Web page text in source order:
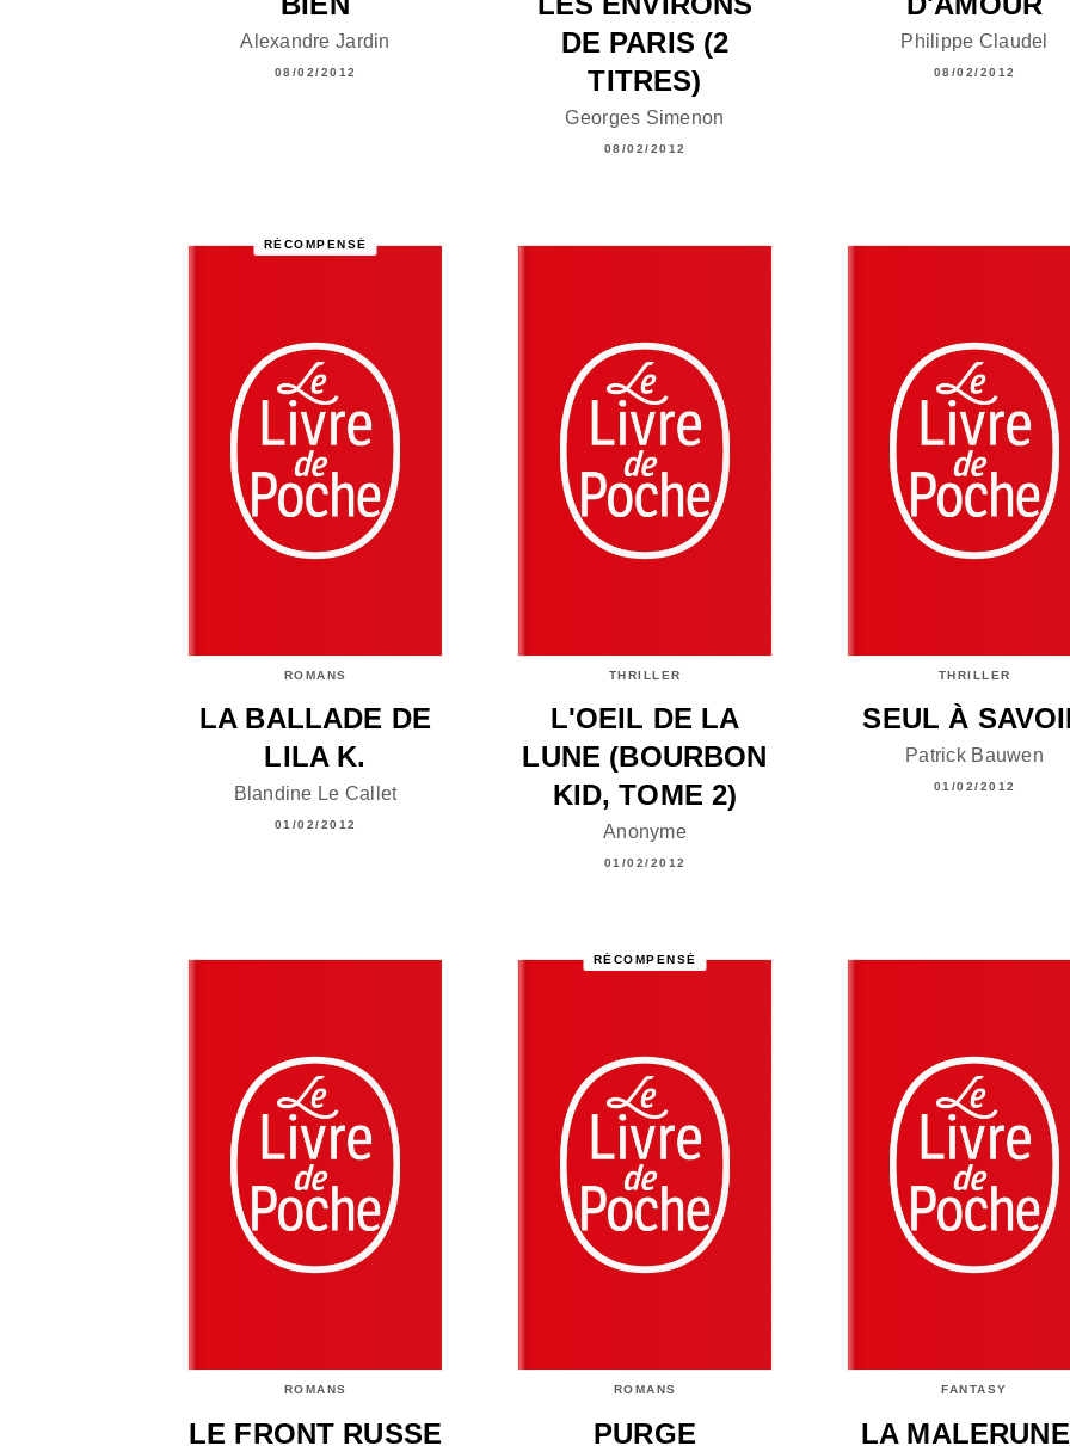
Alexandre Jardin
08/02/2012
DE PARIS (2
TITRES)
Georges Simenon
08/02/2012
Philippe Claudel
08/02/2012
RÉCOMPENSÉ
ROMANS
LA BALLADE DE
LILA K.
Blandine Le Callet
01/02/2012
THRILLER
L'OEIL DE LA
LUNE (BOURBON
KID, TOME 2)
Anonyme
01/02/2012
THRILLER
SEUL À
Patrick Bauwen
01/02/2012
ROMANS
LE FRONT RUSSE
RÉCOMPENSÉ
ROMANS
PURGE
FANTASY
LA